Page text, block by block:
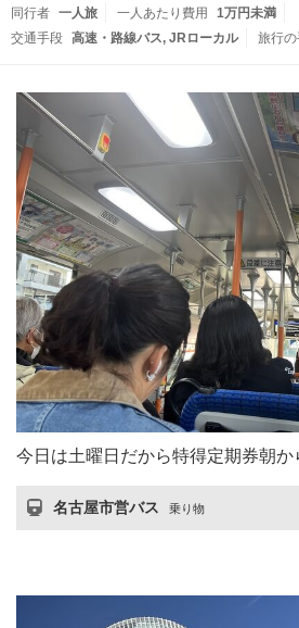
同行者 一人旅 一人あたり費用
1万円未満
交通手段 高速・路線バス JRローカル 旅行
今日は土曜日だから特得定期券朝か
名古屋市営バス 乗り物